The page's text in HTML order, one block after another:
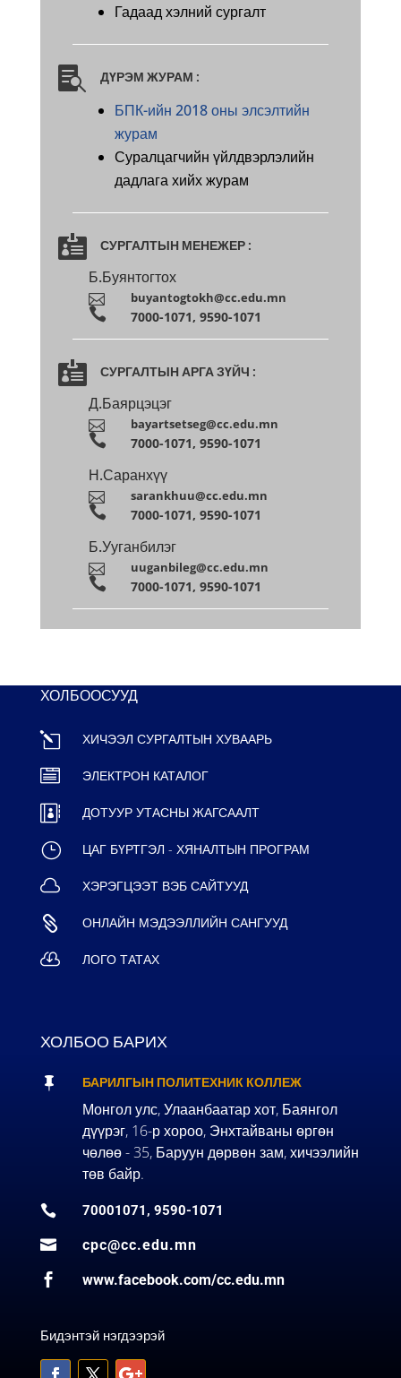
Гадаад хэлний сургалт
 ДҮРЭМ ЖУРАМ :
БПК-ийн 2018 оны элсэлтийн
журам
Суралцагчийн үйлдвэрлэлийн
дадлага хийх журам
 СУРГАЛТЫН МЕНЕЖЕР :
Б.Буянтогтох
 buyantogtokh@cc.edu.mn
 7000-1071, 9590-1071
 СУРГАЛТЫН АРГА ЗҮЙЧ :
Д.Баярцэцэг
 bayartsetseg@cc.edu.mn

7000-1071, 9590-1071
Н.Саранхүү
 sarankhuu@cc.edu.mn

7000-1071, 9590-1071
Б.Ууганбилэг
 uuganbileg@cc.edu.mn
 7000-1071, 9590-1071
ХОЛБООСУУД
l ХИЧЭЭЛ СУРГАЛТЫН ХУВААРЬ
 ЭЛЕКТРОН КАТАЛОГ
 ДОТУУР УТАСНЫ ЖАГСААЛТ
} ЦАГ БҮРТГЭЛ - ХЯНАЛТЫН ПРОГРАМ
 ХЭРЭГЦЭЭТ ВЭБ САЙТУУД
 ОНЛАЙН МЭДЭЭЛЛИЙН САНГУУД
 ЛОГО ТАТАХ
ХОЛБОО БАРИХ
 БАРИЛГЫН ПОЛИТЕХНИК КОЛЛЕЖ
Монгол улс, Улаанбаатар хот, Баянгол
дүүрэг, 16-р хороо, Энхтайваны өргөн
чөлөө - 35, Баруун дөрвөн зам, хичээлийн
төв байр.
 70001071, 9590-1071
 cpc@cc.edu.mn
 www.facebook.com/cc.edu.mn
Бидэнтэй нэгдээрэй